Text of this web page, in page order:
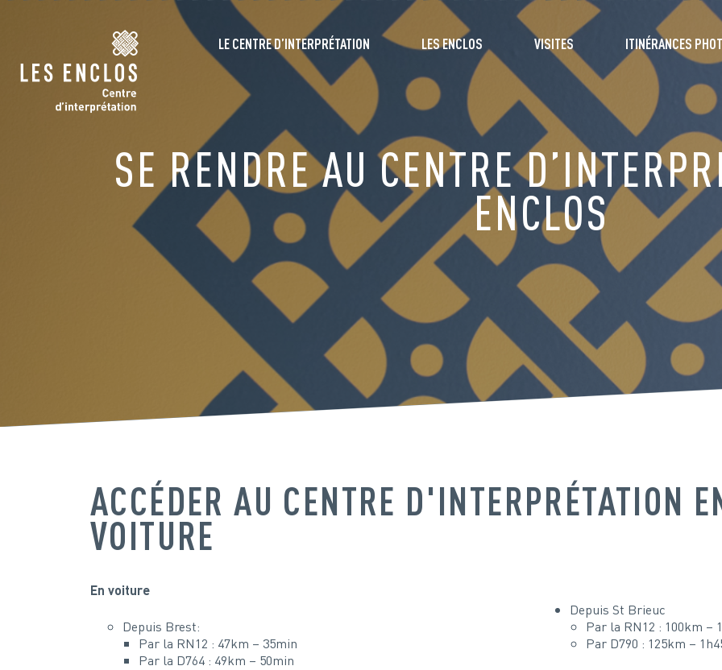
LE CENTRE D’INTERPRÉTATION LES ENCLOS VISITES ITINÉRANCES
SE RENDRE AU CENTRE
ENCLOS
ACCÉDER AU CENTRE D'INTERPRÉTATION
VOITURE
En voiture
Depuis Brest:
Par la RN12 : 47km – 35min
Par la D764 : 49km – 50min
Depuis St Brieuc
Par la RN12 : 100km –
Par D790 : 125km –